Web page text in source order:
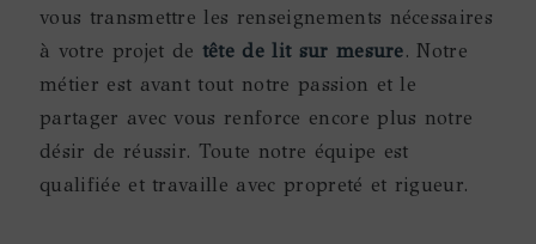
vous transmettre les renseignements nécessaires
à votre projet de tête de lit sur mesure. Notre
métier est avant tout notre passion et le
partager avec vous renforce encore plus notre
désir de réussir. Toute notre équipe est
qualifiée et travaille avec propreté et rigueur.